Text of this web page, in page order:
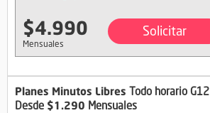
$4.990
Mensuales
Solicitar
Planes Minutos Libres Todo horario G12
Desde $1.290 Mensuales